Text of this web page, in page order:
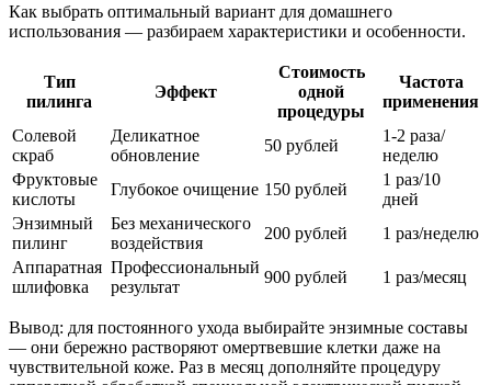
Как выбрать оптимальный вариант для домашнего
использования — разбираем характеристики и особенности.
Тип
пилинга
Эффект
Стоимость
одной
процедуры
Частота
применения
Солевой
скраб
Деликатное
обновление
50 рублей
1-2 раза/
неделю
Фруктовые
кислоты
Глубокое очищение 150 рублей
1 раз/10
дней
Энзимный
пилинг
Без механического
воздействия
200 рублей
1 раз/неделю
Аппаратная
шлифовка
Профессиональный
результат
900 рублей 1 раз/месяц
Вывод: для постоянного ухода выбирайте энзимные составы
— они бережно растворяют омертвевшие клетки даже на
чувствительной коже. Раз в месяц дополняйте процедуру